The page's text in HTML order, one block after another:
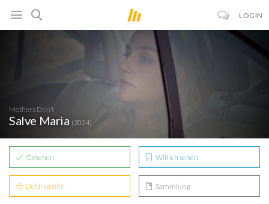
LOGIN
Mothers Don’t
Salve Maria (2024)
Gesehen Will ich sehen
Lieblingsfilm Sammlung